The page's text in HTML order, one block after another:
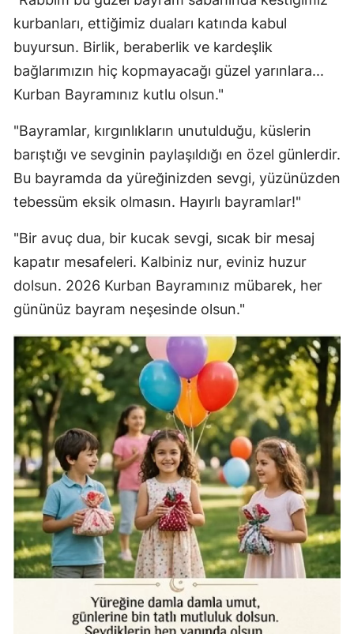
kurbanları, ettiğimiz duaları katında kabul
buyursun. Birlik, beraberlik ve kardeşlik
bağlarımızın hiç kopmayacağı güzel yarınlara...
Kurban Bayramınız kutlu olsun."
"Bayramlar, kırgınlıkların unutulduğu, küslerin
barıştığı ve sevginin paylaşıldığı en özel günlerdir.
Bu bayramda da yüreğinizden sevgi, yüzünüzden
tebessüm eksik olmasın. Hayırlı bayramlar!"
"Bir avuç dua, bir kucak sevgi, sıcak bir mesaj
kapatır mesafeleri. Kalbiniz nur, eviniz huzur
dolsun. 2026 Kurban Bayramınız mübarek, her
gününüz bayram neşesinde olsun."